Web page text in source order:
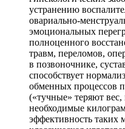
устранению
овариально-
эмоциональных
полноценного
травм, переломов,
в позвоночнике,
способствует
обменных процессов
(«тучные» теряют
необходимые
эффективность таких